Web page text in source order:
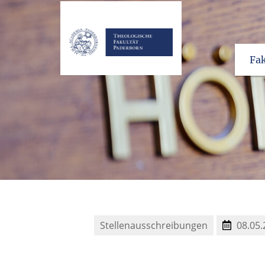
Stellenausschreibungen